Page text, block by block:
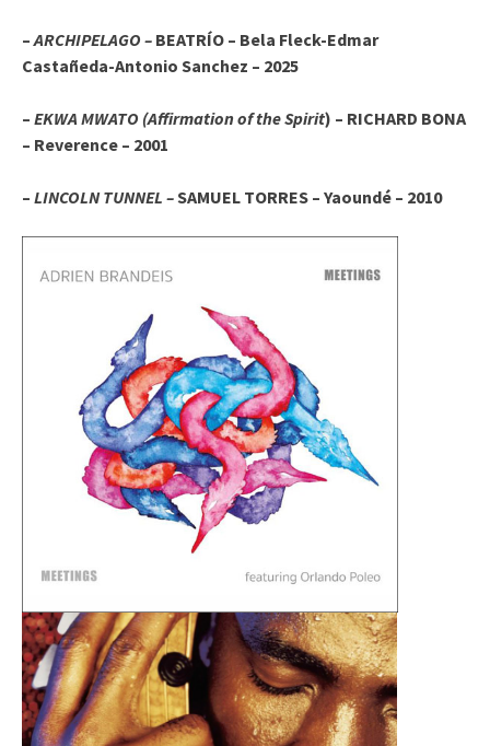
–ARCHIPELAGO – BEATRÍO – Bela Fleck-Edmar
Castañeda-Antonio Sanchez – 2025
– EKWA MWATO (Affirmation of the Spirit) – RICHARD BONA
– Reverence – 2001
– LINCOLN TUNNEL –SAMUEL TORRES – Yaoundé – 2010